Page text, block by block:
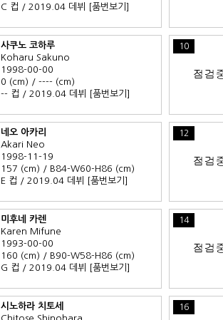
C 컵 / 2019.04 데뷔
[품번보기]
사쿠노 코하루
Koharu Sakuno
1998-00-00
0 (cm) / ---- (cm)
-- 컵 / 2019.04 데뷔
[품번보기]
10
네오 아카리
Akari Neo
1998-11-19
157 (cm) / B84-W60-H86 (cm)
E 컵 / 2019.04 데뷔
[품번보기]
12
미후네 카렌
Karen Mifune
1993-00-00
160 (cm) / B90-W58-H86 (cm)
G 컵 / 2019.04 데뷔
[품번보기]
14
시노하라 치토세
16